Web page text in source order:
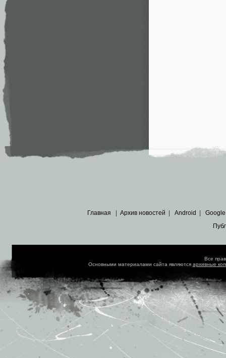
Главная Архив новостей Android Google
Все
Основными материалами сайта являются архивные